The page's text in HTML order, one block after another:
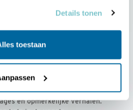
Details tonen
toestaan
voor € 36,00 per jaar
voor onze leden, met
en opmerkelijke verhalen.